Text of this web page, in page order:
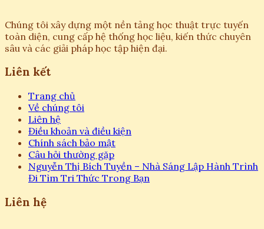
Chúng tôi xây dựng một nền tảng học thuật trực tuyến
toàn diện, cung cấp hệ thống học liệu, kiến thức chuyên
sâu và các giải pháp học tập hiện đại.
Liên kết
Trang chủ
Về chúng tôi
Liên hệ
Điều khoản và điều kiện
Chính sách bảo mật
Câu hỏi thường gặp
Nguyễn Thị Bích Tuyền – Nhà Sáng Lập Hành Trình
Đi Tìm Tri Thức Trong Bạn
Liên hệ